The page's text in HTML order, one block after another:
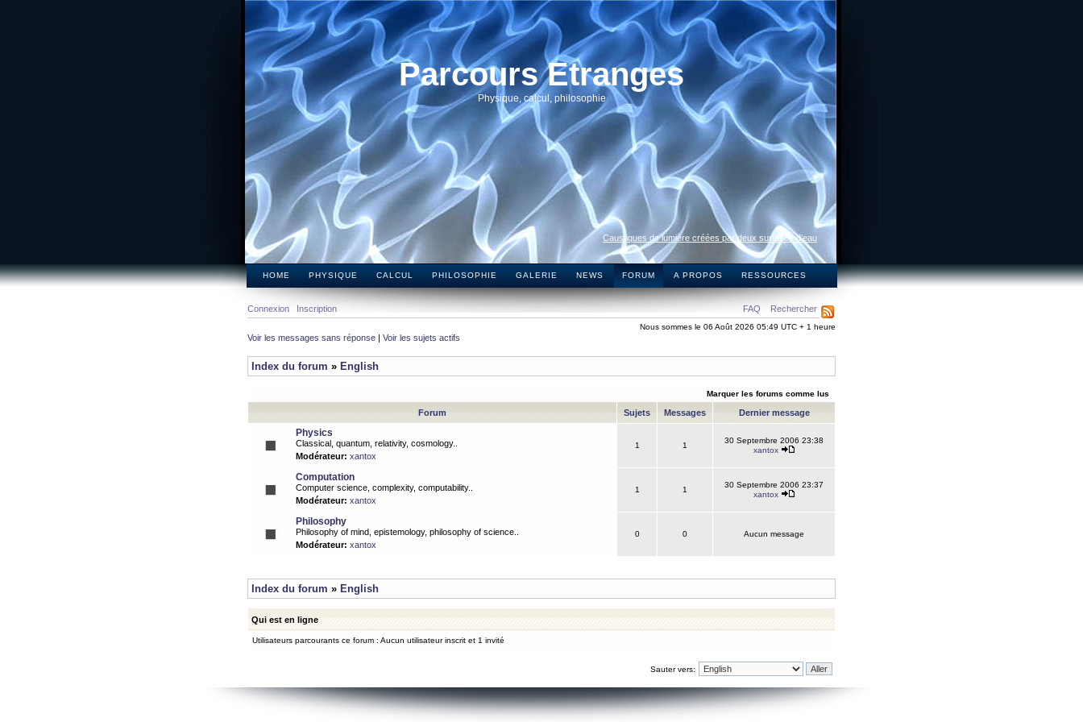
Parcours Etranges
Physique, calcul, philosophie
Caustiques de lumière créées par deux surfaces d’eau
HOME PHYSIQUE CALCUL PHILOSOPHIE GALERIE NEWS FORUM A PROPOS RESSOURCES
FAQ Rechercher
Connexion Inscription
Nous sommes le 06 Août 2026 05:49 UTC + 1 heure
Voir les messages sans réponse | Voir les sujets actifs
Index du forum » English
Marquer les forums comme lus
Forum Sujets Messages Dernier message
Physics
Classical, quantum, relativity, cosmology..
Modérateur: xantox
1 1
30 Septembre 2006 23:38
xantox
Computation
Computer science, complexity, computability..
Modérateur: xantox
1 1
30 Septembre 2006 23:37
xantox
Philosophy
Philosophy of mind, epistemology, philosophy of science..
Modérateur: xantox
0 0 Aucun message
Index du forum » English
Qui est en ligne
Utilisateurs parcourants ce forum : Aucun utilisateur inscrit et 1 invité
Sauter vers: